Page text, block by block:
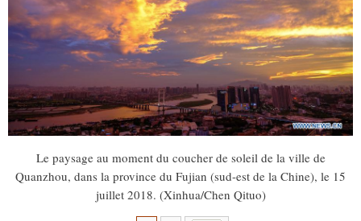
TOURISME DOCUMENTS
PHOTOS
VIDÉOS
Le paysage au moment du coucher de soleil de la ville de
Quanzhou, dans la province du Fujian (sud-est de la Chine), le 15
juillet 2018. (Xinhua/Chen Qituo)